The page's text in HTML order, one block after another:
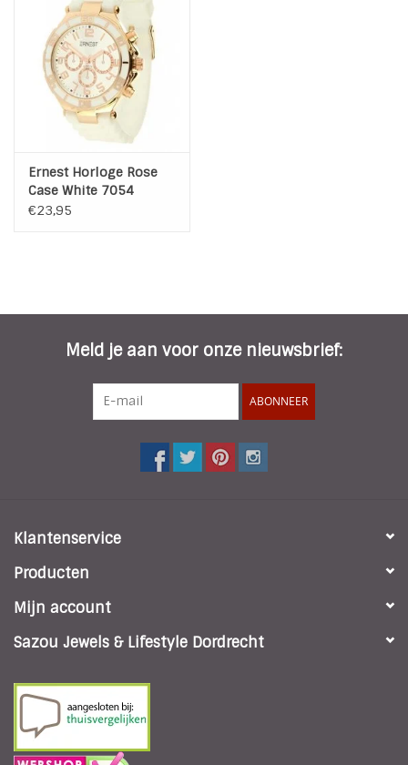
Ernest Horloge Rose
Case White 7054
€23,95
Meld je aan voor onze nieuwsbrief:
ABONNEER
Klantenservice
Producten
Mijn account
Sazou Jewels & Lifestyle Dordrecht